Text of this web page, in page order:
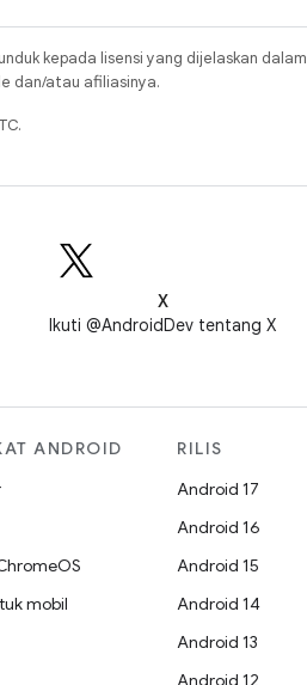
kepada lisensi yang dijelaskan dalam
dan/atau afiliasinya.
X
Ikuti @AndroidDev tentang X
ANDROID
mobil
RILIS
Android 17
Android 16
Android 15
Android 14
Android 13
Android 12